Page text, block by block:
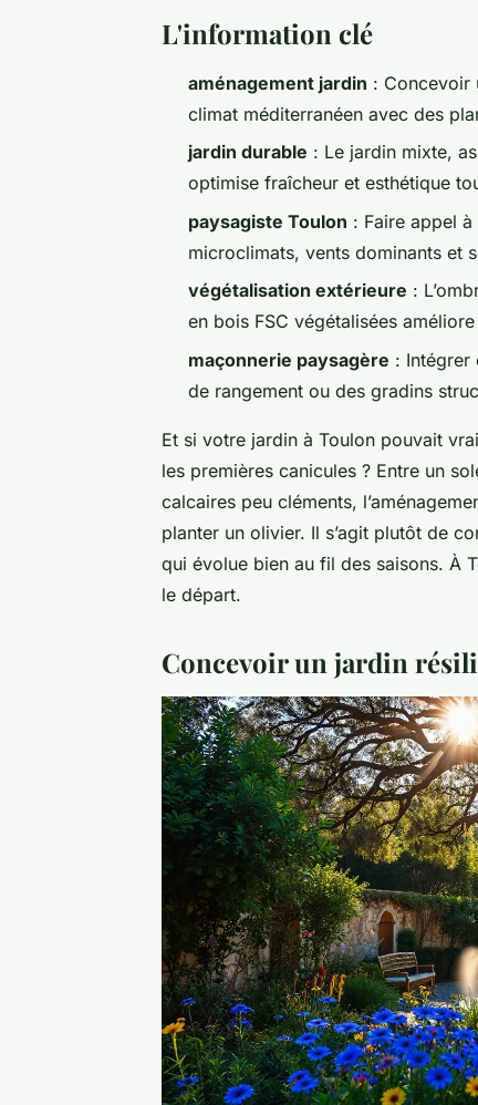
L'information clé
aménagement jardin : Concevoir
climat méditerranéen avec des
jardin durable : Le jardin mixte,
optimise fraîcheur et esthétique
paysagiste Toulon : Faire appel
microclimats, vents dominants et
végétalisation extérieure :
en bois FSC végétalisées
maçonnerie paysagère : Intégrer
de rangement ou des gradins
Et si votre jardin à Toulon pouvait
les premières canicules ? Entre un
calcaires peu cléments,
planter un olivier. Il s’agit plutôt de
qui évolue bien au fil des saisons. À
le départ.
Concevoir un jardin